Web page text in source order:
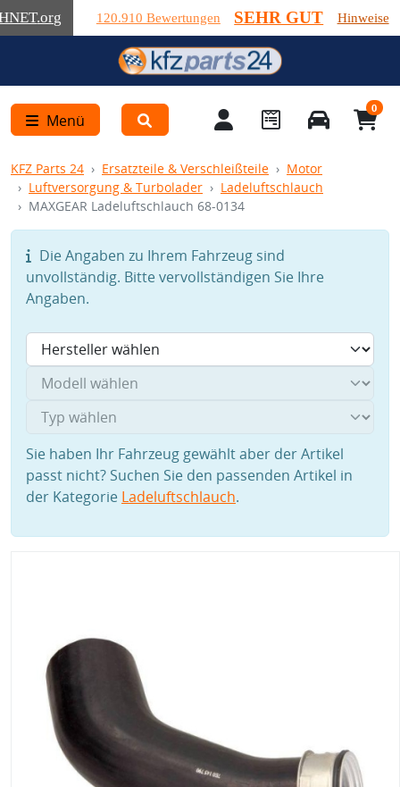
.org 120.910 Bewertungen SEHR GUT Hinweise
Menü
0
KFZ Parts 24 Ersatzteile & Verschleißteile
Motor
Luftversorgung & Turbolader
Ladeluftschlauch
MAXGEAR Ladeluftschlauch 68-0134
Die Angaben zu Ihrem Fahrzeug sind
unvollständig. Bitte vervollständigen Sie Ihre
Angaben.
Sie haben Ihr Fahrzeug gewählt aber der Artikel
passt nicht? Suchen Sie den passenden Artikel in
der Kategorie Ladeluftschlauch.